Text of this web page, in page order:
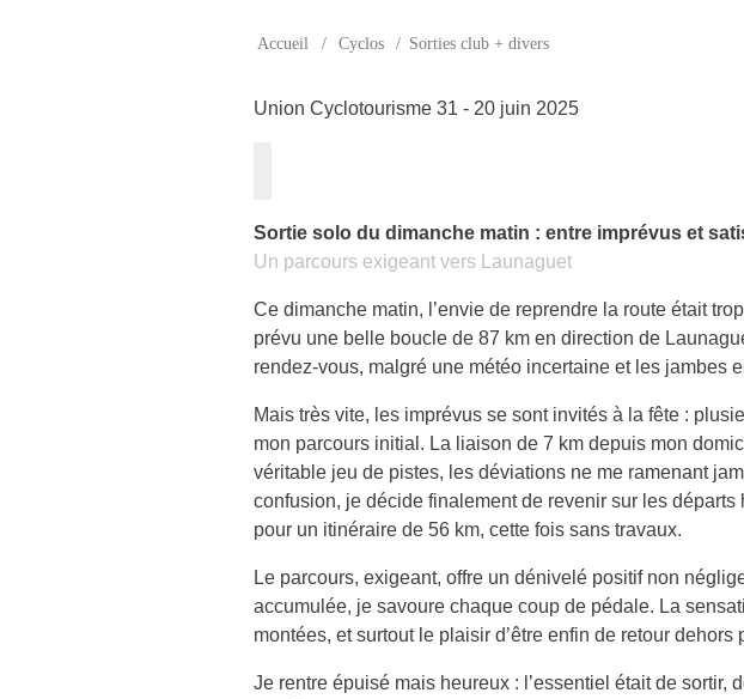
Accueil / Cyclos / Sorties club + divers
Union Cyclotourisme 31 - 20 juin 2025
Sortie solo du dimanche matin : entre imprévus et
Un parcours exigeant vers Launaguet
Ce dimanche matin, l’envie de reprendre la route était
prévu une belle boucle de 87 km en direction de
rendez-vous, malgré une météo incertaine et les jambes
Mais très vite, les imprévus se sont invités à la fête :
mon parcours initial. La liaison de 7 km depuis mon
véritable jeu de pistes, les déviations ne me ramenant
confusion, je décide finalement de revenir sur les
pour un itinéraire de 56 km, cette fois sans travaux.
Le parcours, exigeant, offre un dénivelé positif non
accumulée, je savoure chaque coup de pédale. La
montées, et surtout le plaisir d’être enfin de retour
Je rentre épuisé mais heureux : l’essentiel était de sortir,